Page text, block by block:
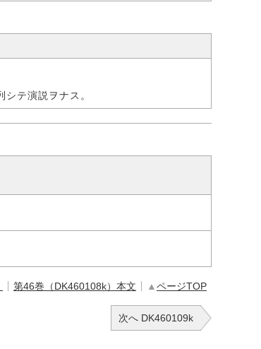
テ演説ヲナス。
第46巻（DK460108k）本文 ▲ページTOP
次へ DK460109k